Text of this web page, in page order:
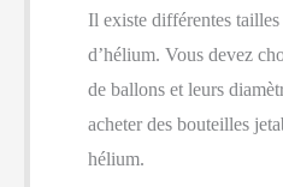
Il existe différentes
d’hélium. Vous devez
de ballons et leurs
acheter des bouteilles
hélium.